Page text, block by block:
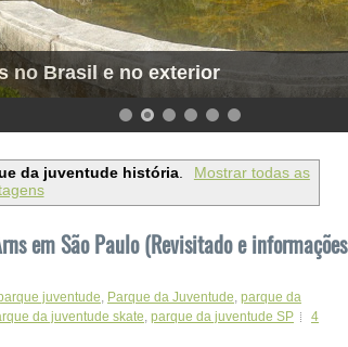
no Brasil e no exterior
da juventude história.
Mostrar todas as
em São Paulo (Revisitado e informações
juventude Parque da Juventude parque da
da juventude skate parque da juventude SP
4